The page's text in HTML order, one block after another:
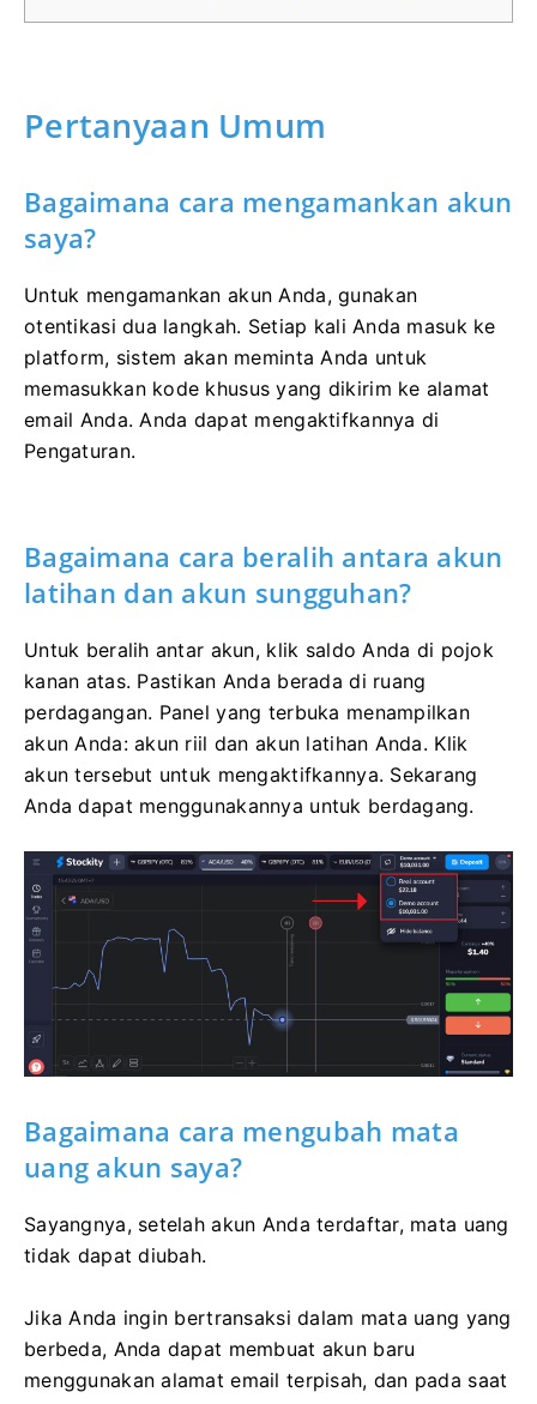
Pertanyaan Umum
Bagaimana cara mengamankan akun
saya?
Untuk mengamankan akun Anda, gunakan
otentikasi dua langkah. Setiap kali Anda masuk ke
platform, sistem akan meminta Anda untuk
memasukkan kode khusus yang dikirim ke alamat
email Anda. Anda dapat mengaktifkannya di
Pengaturan.
Bagaimana cara beralih antara akun
latihan dan akun sungguhan?
Untuk beralih antar akun, klik saldo Anda di pojok
kanan atas. Pastikan Anda berada di ruang
perdagangan. Panel yang terbuka menampilkan
akun Anda: akun riil dan akun latihan Anda. Klik
akun tersebut untuk mengaktifkannya. Sekarang
Anda dapat menggunakannya untuk berdagang.
Bagaimana cara mengubah mata
uang akun saya?
Sayangnya, setelah akun Anda terdaftar, mata uang
tidak dapat diubah.
Jika Anda ingin bertransaksi dalam mata uang yang
berbeda, Anda dapat membuat akun baru
menggunakan alamat email terpisah, dan pada saat